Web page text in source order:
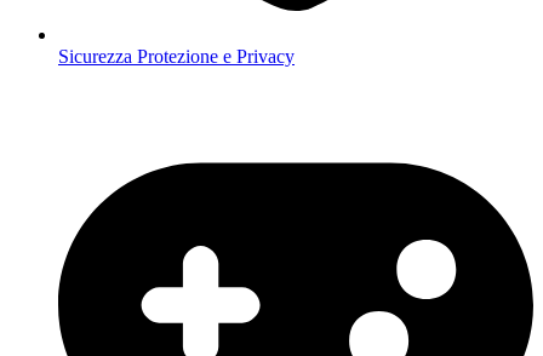
Sicurezza Protezione e Privacy